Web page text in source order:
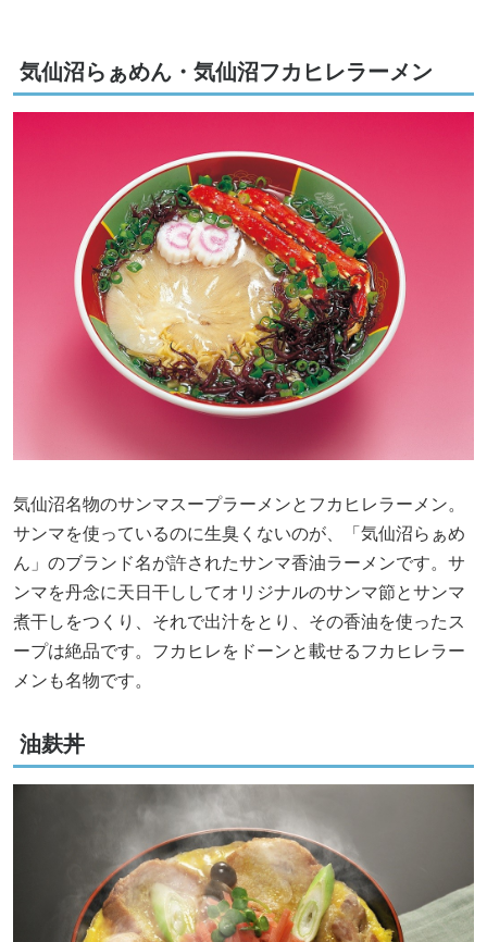
気仙沼らぁめん・気仙沼フカヒレラーメン
気仙沼名物のサンマスープラーメンとフカヒレラーメン。
サンマを使っているのに生臭くないのが、「気仙沼らぁめ
ん」のブランド名が許されたサンマ香油ラーメンです。サ
ンマを丹念に天日干ししてオリジナルのサンマ節とサンマ
煮干しをつくり、それで出汁をとり、その香油を使ったス
ープは絶品です。フカヒレをドーンと載せるフカヒレラー
メンも名物です。
油麸丼